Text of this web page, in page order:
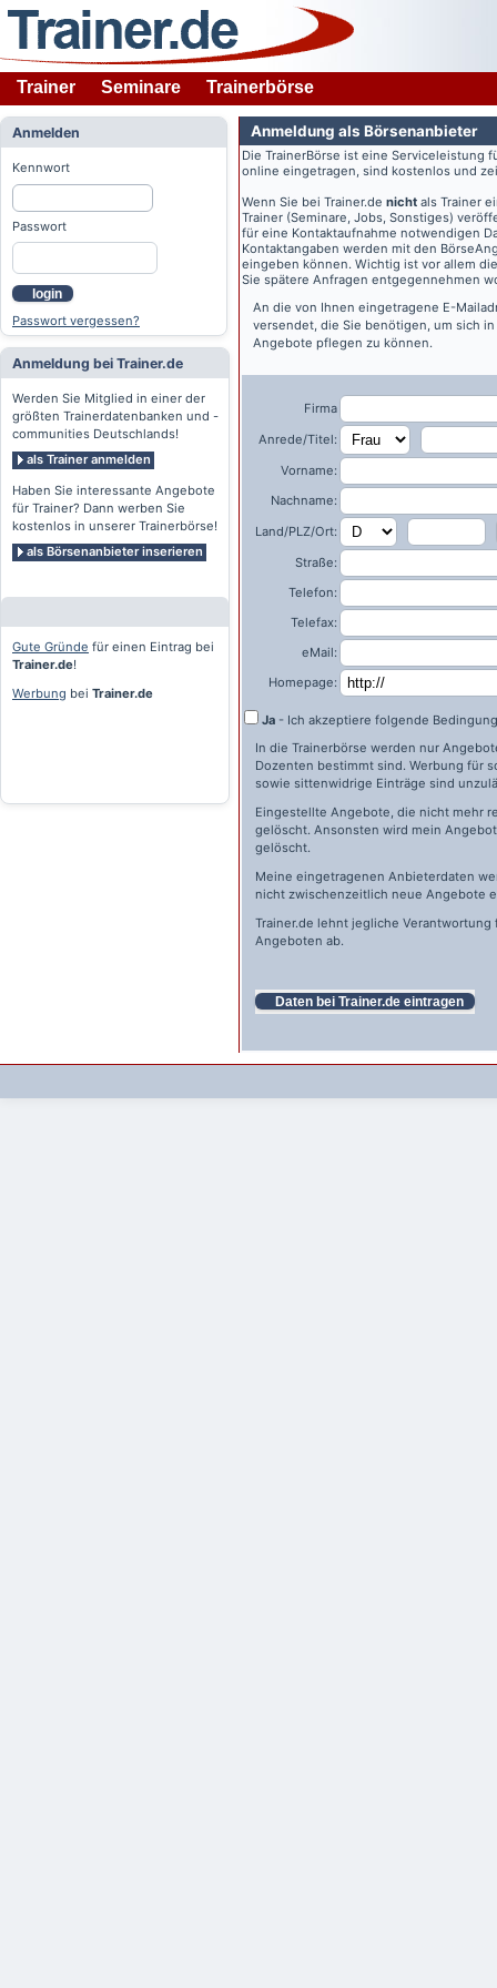
Trainer Seminare Trainerbörse
Anmelden
Kennwort
Passwort
login
Passwort vergessen?
Anmeldung bei Trainer.de
Werden Sie Mitglied in einer der
größten Trainerdatenbanken und -
communities Deutschlands!
als Trainer anmelden
Haben Sie interessante Angebote
für Trainer? Dann werben Sie
kostenlos in unserer Trainerbörse!
als Börsenanbieter inserieren
Gute Gründe für einen Eintrag bei
Trainer.de!
Werbung bei Trainer.de
Anmeldung als Börsenanbieter
Die TrainerBörse ist eine Serviceleistung
online eingetragen, sind kostenlos und
Wenn Sie bei Trainer.de nicht als Trainer
Trainer (Seminare, Jobs, Sonstiges)
für eine Kontaktaufnahme notwendigen
Kontaktangaben werden mit den
eingeben können. Wichtig ist vor allem
Sie spätere Anfragen entgegennehmen
An die von Ihnen eingetragene E-
versendet, die Sie benötigen, um sich
Angebote pflegen zu können.
Firma
Anrede/Titel:
Vorname:
Nachname:
Land/PLZ/Ort:
Straße:
Telefon:
Telefax:
eMail:
Homepage:
Ja - Ich akzeptiere folgende
In die Trainerbörse werden nur
Dozenten bestimmt sind. Werbung für
sowie sittenwidrige Einträge sind
Eingestellte Angebote, die nicht mehr
gelöscht. Ansonsten wird mein
gelöscht.
Meine eingetragenen Anbieterdaten
nicht zwischenzeitlich neue Angebote
Trainer.de lehnt jegliche
Angeboten ab.
Daten bei Trainer.de eintragen